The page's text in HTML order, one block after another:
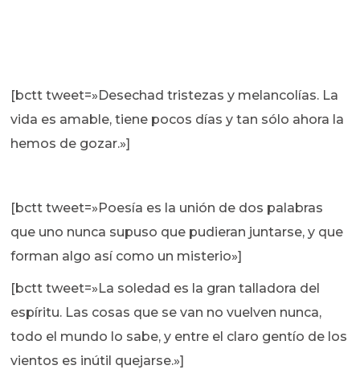
[bctt tweet=»Desechad tristezas y melancolías. La
vida es amable, tiene pocos días y tan sólo ahora la
hemos de gozar.»]
[bctt tweet=»Poesía es la unión de dos palabras
que uno nunca supuso que pudieran juntarse, y que
forman algo así como un misterio»]
[bctt tweet=»La soledad es la gran talladora del
espíritu. Las cosas que se van no vuelven nunca,
todo el mundo lo sabe, y entre el claro gentío de los
vientos es inútil quejarse.»]